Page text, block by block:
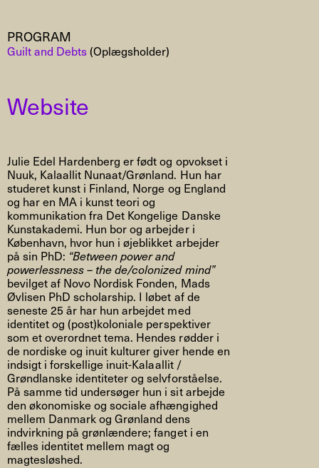
PROGRAM
Guilt and Debts(Oplægsholder)
Website
Julie Edel Hardenberg er født og opvokset i
Nuuk, Kalaallit Nunaat/Grønland. Hun har
studeret kunst i Finland, Norge og England
og har en MA i kunst teori og
kommunikation fra Det Kongelige Danske
Kunstakademi. Hun bor og arbejder i
København, hvor hun i øjeblikket arbejder
på sin PhD: “Between power and
powerlessness – the de/colonized mind”
bevilget af Novo Nordisk Fonden, Mads
Øvlisen PhD scholarship. I løbet af de
seneste 25 år har hun arbejdet med
identitet og (post)koloniale perspektiver
som et overordnet tema. Hendes rødder i
de nordiske og inuit kulturer giver hende en
indsigt i forskellige inuit-Kalaallit /
Grøndlanske identiteter og selvforståelse.
På samme tid undersøger hun i sit arbejde
den økonomiske og sociale afhængighed
mellem Danmark og Grønland dens
indvirkning på grønlændere; fanget i en
fælles identitet mellem magt og
magtesløshed.